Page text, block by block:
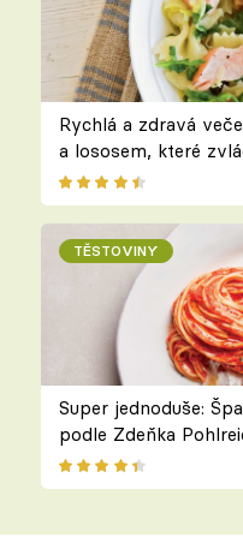
Rychlá a zdravá
a lososem, které
TĚSTOVINY
Super jednoduše:
podle Zdeňka